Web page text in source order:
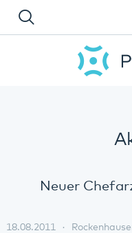
Neuer
18.08.2011